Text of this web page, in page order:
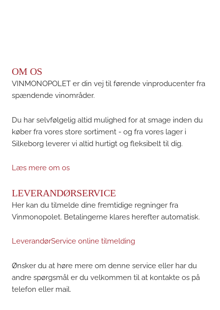
OM OS
VINMONOPOLET er din vej til førende vinproducenter fra
spændende vinområder.
Du har selvfølgelig altid mulighed for at smage inden du
køber fra vores store sortiment - og fra vores lager i
Silkeborg leverer vi altid hurtigt og fleksibelt til dig.
Læs mere om os
LEVERANDØRSERVICE
Her kan du tilmelde dine fremtidige regninger fra
Vinmonopolet. Betalingerne klares herefter automatisk.
LeverandørService online tilmelding
Ønsker du at høre mere om denne service eller har du
andre spørgsmål er du velkommen til at kontakte os på
telefon eller mail.